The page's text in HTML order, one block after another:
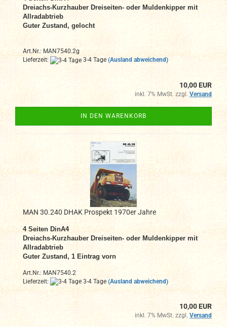
Dreiachs-Kurzhauber Dreiseiten- oder Muldenkipper mit
Allradabtrieb
Guter Zustand, gelocht
Art.Nr.: MAN7540.2g
Lieferzeit:
3-4 Tage (Ausland abweichend)
10,00 EUR
inkl. 7% MwSt. zzgl. Versand
IN DEN WARENKORB
MAN 30.240 DHAK Prospekt 1970er Jahre
4 Seiten DinA4
Dreiachs-Kurzhauber Dreiseiten- oder Muldenkipper mit
Allradabtrieb
Guter Zustand, 1 Eintrag vorn
Art.Nr.: MAN7540.2
Lieferzeit:
3-4 Tage (Ausland abweichend)
10,00 EUR
inkl. 7% MwSt. zzgl. Versand